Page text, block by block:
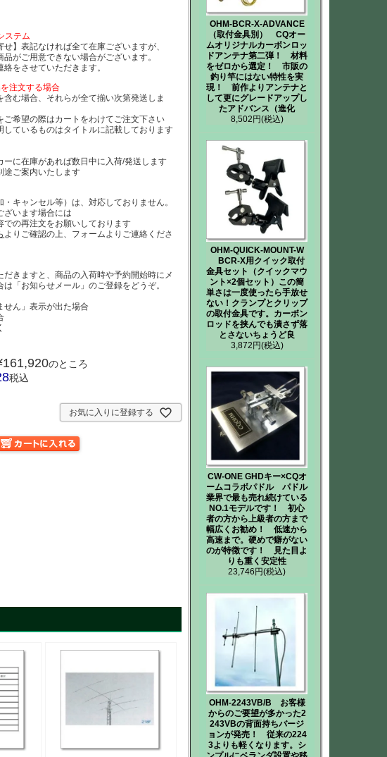
ステム
】表記なければ全て在庫ございますが、
がご用意できない場合がございます。
をさせていただきます。
注文する場合
含む場合、それらが全て揃い次第発送しま
ご希望の際はカートをわけてご注文下さい
しているものはタイトルに記載しております
ーに在庫があれば数日中に入荷/発送します
途ご案内いたします
キャンセル等）は、対応しておりません。
ざいます場合には
の再注文をお願いしております
よりご確認の上、フォームよりご連絡くださ
だきますと、商品の入荷時や予約開始時にメ
「お知らせメール」のご登録をどうぞ。
せん」表示が出た場合
161,920のところ
税込
お気に入りに登録する
OHM-BCR-X-ADVANCE
（取付金具別） CQオー
ムオリジナルカーボンロッ
ドアンテナ第二弾！ 材料
をゼロから選定！ 市販の
釣り竿にはない特性を実
現！ 前作よりアンテナと
して更にグレードアップし
たアドバンス（進化
8,502円(税込)
OHM-QUICK-MOUNT-W
BCR-X用クイック取付
金具セット（クイックマウ
ント×2個セット）この簡
単さは一度使ったら手放せ
ない！クランプとクリップ
の取付金具です。カーボン
ロッドを挟んでも潰さず落
とさないちょうど良
3,872円(税込)
CW-ONE GHDキー×CQオ
ームコラボパドル パドル
業界で最も売れ続けている
NO.1モデルです！ 初心
者の方から上級者の方まで
幅広くお勧め！ 低速から
高速まで。硬めで癖がない
のが特徴です！ 見た目よ
りも重く安定性
23,746円(税込)
OHM-2243VB/B お客様
からのご要望が多かった2
243VBの背面持ちバージ
ョンが発売！ 従来の224
3よりも軽くなります。シ